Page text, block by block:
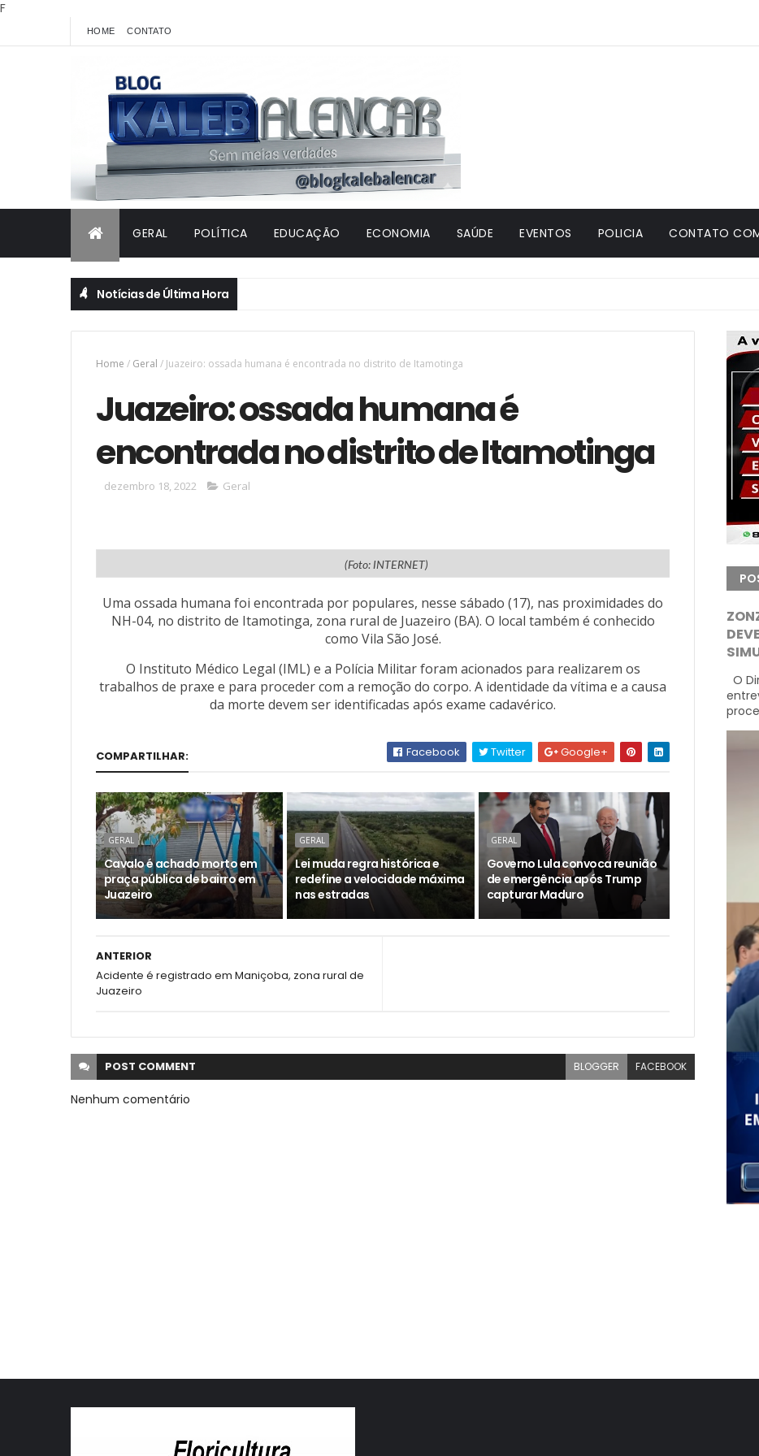
F
HOME CONTATO
GERAL POLÍTICA EDUCAÇÃO ECONOMIA SAÚDE EVENTOS POLICIA CONTATO
Notícias de Última Hora
Home / Geral / Juazeiro: ossada humana é encontrada no distrito de Itamotinga
Juazeiro: ossada humana é
encontrada no distrito de Itamotinga
dezembro 18, 2022 Geral
(Foto: INTERNET)
Uma ossada humana foi encontrada por populares, nesse sábado (17), nas proximidades do
NH-04, no distrito de Itamotinga, zona rural de Juazeiro (BA). O local também é conhecido
como Vila São José.
O Instituto Médico Legal (IML) e a Polícia Militar foram acionados para realizarem os
trabalhos de praxe e para proceder com a remoção do corpo. A identidade da vítima e a causa
da morte devem ser identificadas após exame cadavérico.
COMPARTILHAR: Facebook Twitter Google+
GERAL
Cavalo é achado morto em
praça pública de bairro em
Juazeiro
GERAL
Lei muda regra histórica e
redefine a velocidade máxima
nas estradas
GERAL
Governo Lula convoca reunião
de emergência após Trump
capturar Maduro
ANTERIOR
Acidente é registrado em Maniçoba, zona rural de
Juazeiro
POST COMMENT BLOGGER FACEBOOK
Nenhum comentário
O